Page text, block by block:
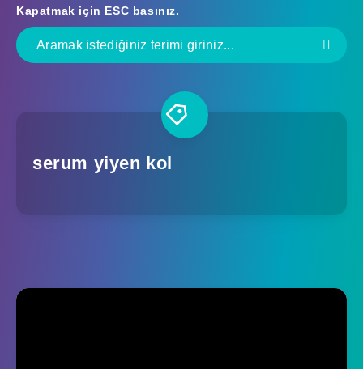
Kapatmak için ESC basınız.
serum yiyen kol